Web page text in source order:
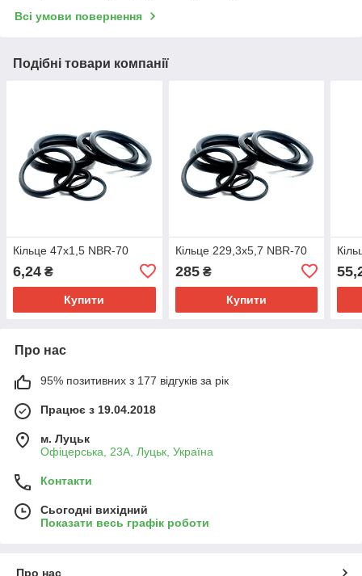
Всі умови повернення
Подібні товари компанії
Кільце 47х1,5 NBR-70
6,24 ₴
Купити
Кільце 229,3х5,7 NBR-70
285₴
Купити
Про нас
95% позитивних з 177 відгуків за рік
Працює з 19.04.2018
м. Луцьк
Офіцерська, 23А, Луцьк, Україна
Контакти
Сьогодні вихідний
Показати весь графік роботи
Про нас